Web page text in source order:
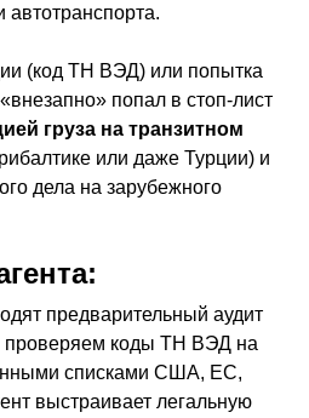
автотранспорта.
(код ТН ВЭД) или попытка
попал в стоп-лист
груза на транзитном
или даже Турции) и
дела на зарубежного
предварительный аудит
проверяем коды ТН ВЭД на
списками США, ЕС,
выстраивает легальную